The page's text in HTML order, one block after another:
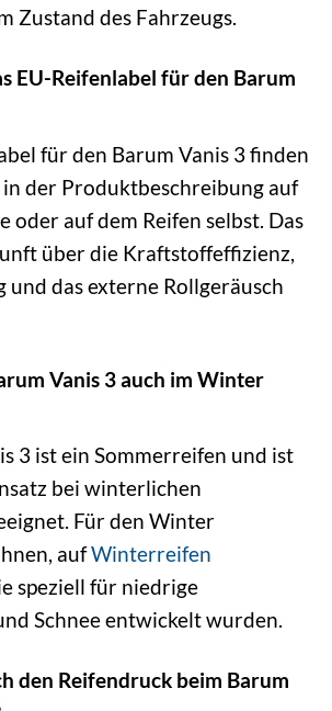
Zustand des Fahrzeugs.
EU-Reifenlabel für den Barum
für den Barum Vanis 3 finden
in der Produktbeschreibung auf
oder auf dem Reifen selbst. Das
über die Kraftstoffeffizienz,
und das externe Rollgeräusch
Vanis 3 auch im Winter
3 ist ein Sommerreifen und ist
bei winterlichen
Für den Winter
aufWinterreifen
speziell für niedrige
Schnee entwickelt wurden.
den Reifendruck beim Barum